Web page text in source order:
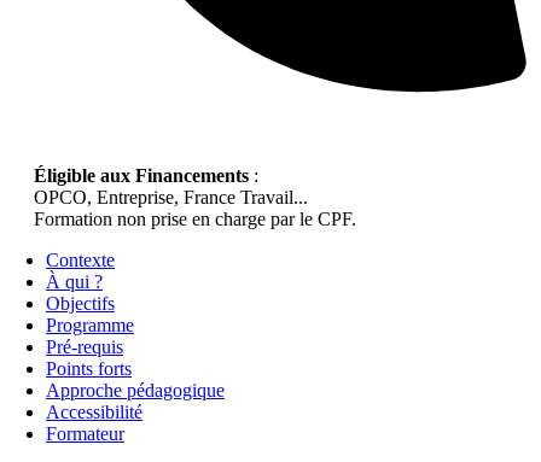
Éligible aux Financements :
OPCO, Entreprise, France Travail...
Formation non prise en charge par le CPF.
Contexte
À qui ?
Objectifs
Programme
Pré-requis
Points forts
Approche pédagogique
Accessibilité
Formateur